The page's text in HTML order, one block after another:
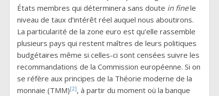
États membres qui déterminera sans doute in finele
niveau de taux d’intérêt réel auquel nous aboutirons.
La particularité de la zone euro est qu’elle rassemble
plusieurs pays qui restent maîtres de leurs politiques
budgétaires même si celles-ci sont censées suivre les
recommandations de la Commission européenne. Si on
se réfère aux principes de la Théorie moderne de la
monnaie (TMM)[2], à partir du moment où la banque